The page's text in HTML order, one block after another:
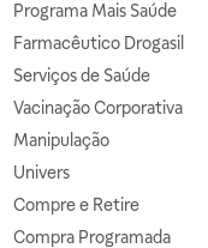
Programa Mais Saúde
Farmacêutico Drogasil
Serviços de Saúde
Vacinação Corporativa
Manipulação
Univers
Compre e Retire
Compra Programada